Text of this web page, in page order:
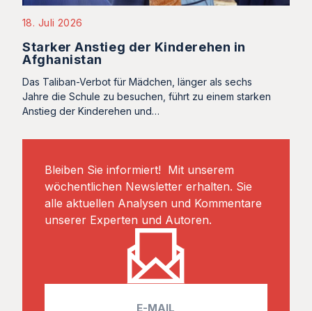
18. Juli 2026
Starker Anstieg der Kinderehen in
Afghanistan
Das Taliban-Verbot für Mädchen, länger als sechs
Jahre die Schule zu besuchen, führt zu einem starken
Anstieg der Kinderehen und…
Bleiben Sie informiert! Mit unserem
wöchentlichen Newsletter erhalten. Sie
alle aktuellen Analysen und Kommentare
unserer Experten und Autoren.